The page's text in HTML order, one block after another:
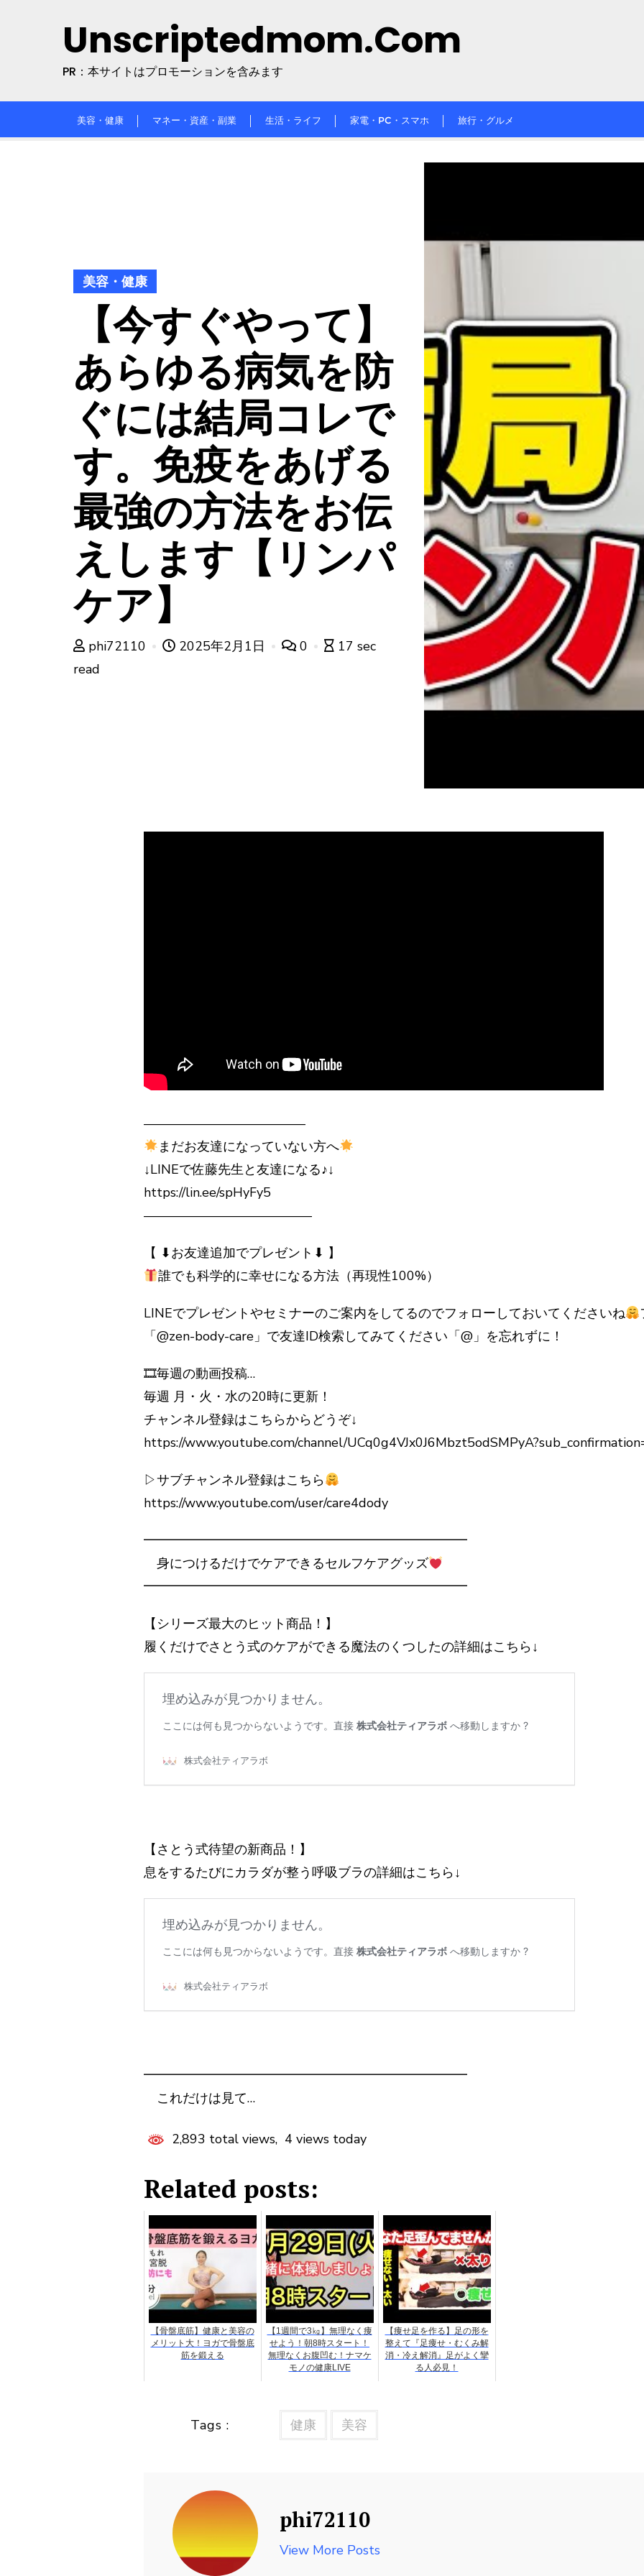
Unscriptedmom.com
PR：本サイトはプロモーションを含みます
美容・健康 マネー・資産・副業 生活・ライフ 家電・PC・スマホ 旅行・グルメ
美容・健康
【今すぐやって】
あらゆる病気を防
ぐには結局コレで
す。免疫をあげる
最強の方法をお伝
えします【リンパ
ケア】
phi72110 2025年2月1日 0
17 sec
read
————————————–
まだお友達になっていない方へ
↓LINEで佐藤先生と友達になる♪↓
https://lin.ee/spHyFy5
—————————————
【 ⬇︎お友達追加でプレゼント⬇︎ 】
誰でも科学的に幸せになる方法（再現性100%）
LINEでプレゼントやセミナーのご案内をしてるのでフォローしておいてくださいね
「@zen-body-care」で友達ID検索してみてください「@」を忘れずに！
🎞毎週の動画投稿…
毎週 月・火・水の20時に更新！
チャンネル登録はこちらからどうぞ↓
https://www.youtube.com/channel/
▷サブチャンネル登録はこちら
https://www.youtube.com/user/care4dody
━━━━━━━━━━━━━━━━━━━━━━━━━
身につけるだけでケアできるセルフケアグッズ
━━━━━━━━━━━━━━━━━━━━━━━━━
【シリーズ最大のヒット商品！】
履くだけでさとう式のケアができる魔法のくつしたの詳細はこちら↓
【さとう式待望の新商品！】
息をするたびにカラダが整う呼吸ブラの詳細はこちら↓
━━━━━━━━━━━━━━━━━━━━━━━━━
これだけは見て…
2,893 total views, 4 views today
Related posts:
【骨盤底筋】健康と美容の
メリット大！ヨガで骨盤底
筋を鍛える
【1週間で3㎏】無理なく痩
せよう！朝8時スタート！
無理なくお腹凹む！ナマケ
モノの健康LIVE
【痩せ足を作る】足の形を
整えて『足痩せ・むくみ解
消・冷え解消』足がよく攣
る人必見！
Tags : 健康 美容
phi72110
View More Posts